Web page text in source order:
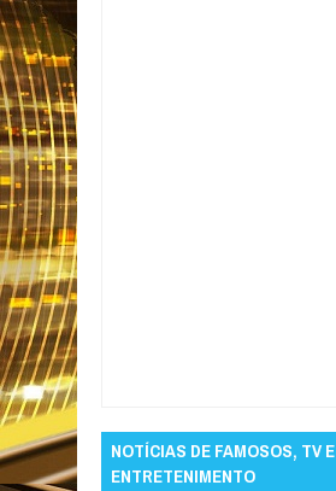
NOTÍCIAS DE FAMOSOS, TV E
ENTRETENIMENTO